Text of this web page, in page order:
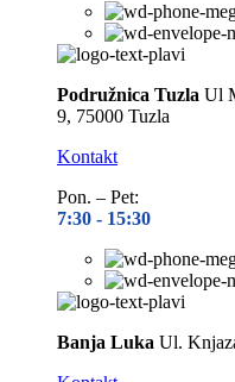
Podružnica Tuzla Ul
9, 75000 Tuzla
Kontakt
Pon. – Pet:
7:30 - 15:30
Banja Luka Ul.